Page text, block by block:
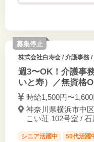
募集停止
株式会社白寿会/ 介護事務 /
週3〜OK！介護事
いと寿）／無資格
時給1,500円〜1,600
神奈川県横浜市中
こい荘 102号室 /
シニア活躍中 50代活躍